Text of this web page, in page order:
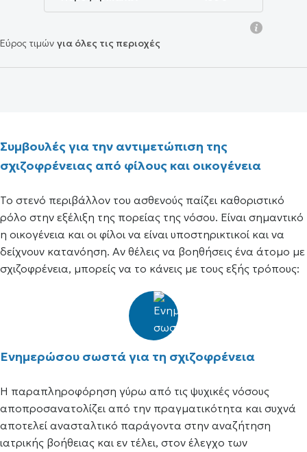
Εύρος τιμών για όλες τις περιοχές
Συμβουλές για την αντιμετώπιση της
σχιζοφρένειας από φίλους και οικογένεια
Το στενό περιβάλλον του ασθενούς παίζει καθοριστικό
ρόλο στην εξέλιξη της πορείας της νόσου. Είναι σημαντικό
η οικογένεια και οι φίλοι να είναι υποστηρικτικοί και να
δείχνουν κατανόηση. Αν θέλεις να βοηθήσεις ένα άτομο με
σχιζοφρένεια, μπορείς να το κάνεις με τους εξής τρόπους:
Ενημερώσου σωστά για τη σχιζοφρένεια
Η παραπληροφόρηση γύρω από τις ψυχικές νόσους
αποπροσανατολίζει από την πραγματικότητα και συχνά
αποτελεί ανασταλτικό παράγοντα στην αναζήτηση
ιατρικής βοήθειας και εν τέλει, στον έλεγχο των